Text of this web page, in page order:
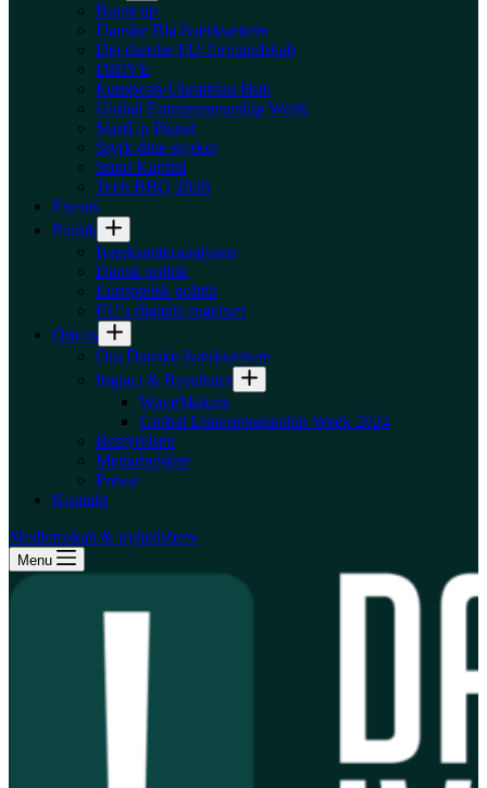
Boost up
Danske Blå Iværksættere
Det danske EU-formandskab
DRIVE
European-Ukrainian Hub
Global Entrepreneurship Week
StartUp Planet
Styrk dine styrker
Sund Kapital
Tech BBQ 2026
Events
Politik
Iværksætteranalysen
Dansk politik
Europæisk politik
EU’s digitale regelsæt
Om os
Om Danske Iværksættere
Impact & Resultater
WaveMakers
Global Entrepreneurship Week 2024
Bestyrelsen
Medarbejdere
Presse
Kontakt
Medlemskab & nyhedsbrev
Menu